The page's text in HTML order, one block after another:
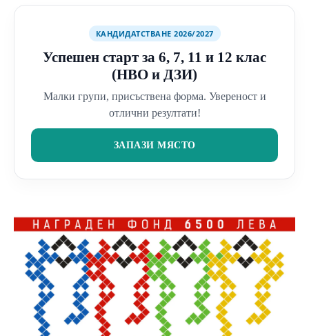
КАНДИДАТСТВАНЕ 2026/2027
Успешен старт за 6, 7, 11 и 12 клас
(НВО и ДЗИ)
Малки групи, присъствена форма. Увереност и
отлични резултати!
ЗАПАЗИ МЯСТО